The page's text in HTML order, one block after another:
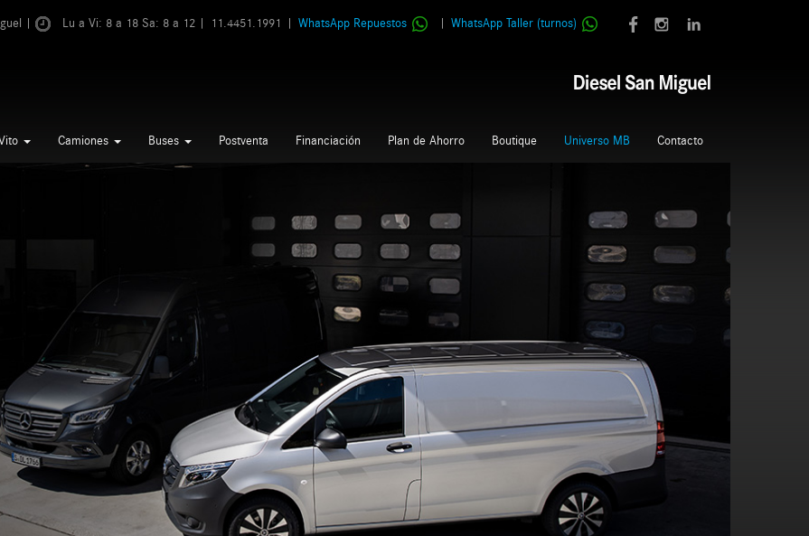
| Lu a Vi: 8 a 18 Sa: 8 a 12 | 11.4451.1991 | WhatsApp Repuestos | WhatsApp Taller (turnos)
Camiones Buses Postventa Financiación Plan de Ahorro Boutique Universo MB Contacto